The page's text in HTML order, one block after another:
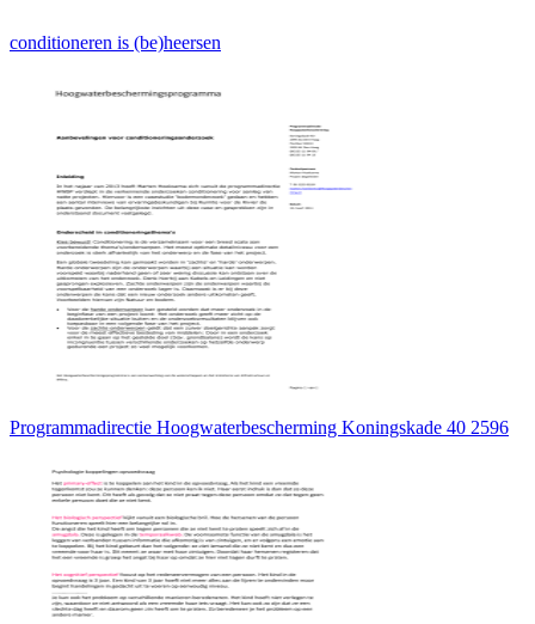
conditioneren is (be)heersen
Programmadirectie Hoogwaterbescherming Koningskade 40 2596